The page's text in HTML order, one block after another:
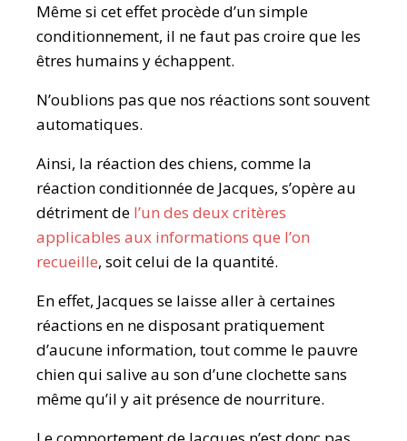
Même si cet effet procède d’un simple
conditionnement, il ne faut pas croire que les
êtres humains y échappent.
N’oublions pas que nos réactions sont souvent
automatiques.
Ainsi, la réaction des chiens, comme la
réaction conditionnée de Jacques, s’opère au
détriment de l’un des deux critères
applicables aux informations que l’on
recueille, soit celui de la quantité.
En effet, Jacques se laisse aller à certaines
réactions en ne disposant pratiquement
d’aucune information, tout comme le pauvre
chien qui salive au son d’une clochette sans
même qu’il y ait présence de nourriture.